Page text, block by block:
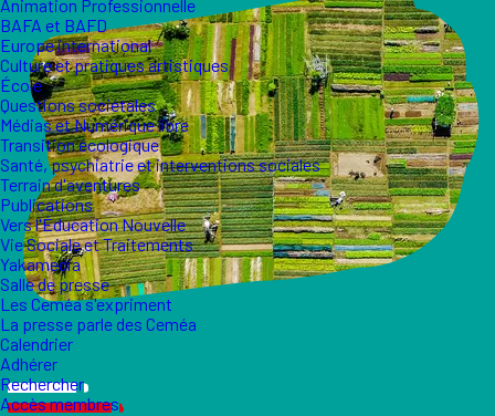
Animation Professionnelle
BAFA et BAFD
Europe international
Culture et pratiques artistiques
École
Questions sociétales
Médias et Numérique libre
Transition écologique
Santé, psychiatrie et interventions sociales
Terrain d'aventures
Publications
Vers l'Éducation Nouvelle
Vie Sociale et Traitements
Yakamedia
Salle de presse
Les Ceméa s'expriment
La presse parle des Ceméa
Calendrier
Adhérer
Rechercher
Accès membres